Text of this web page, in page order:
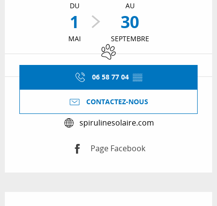
DU
1
MAI
AU
30
SEPTEMBRE
Animaux acceptés
06 58 77 04 ▒▒
CONTACTEZ-NOUS
spirulinesolaire.com
Page Facebook